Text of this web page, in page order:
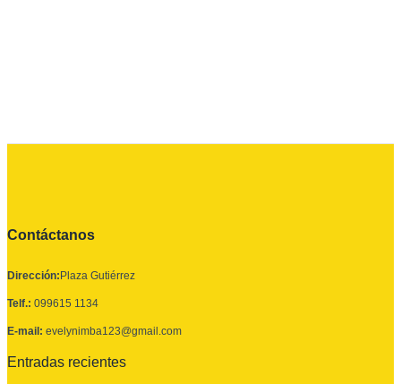
Contáctanos
Dirección: Plaza Gutiérrez
Telf.: 099615 1134
E-mail: evelynimba123@gmail.com
Entradas recientes